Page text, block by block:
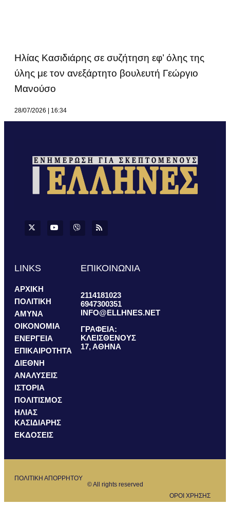
Ηλίας Κασιδιάρης σε συζήτηση εφ’ όλης της
ύλης με τον ανεξάρτητο βουλευτή Γεώργιο
Μανούσο
28/07/2026 16:34
LINKS
ΑΡΧΙΚΗ
ΠΟΛΙΤΙΚΗ
ΑΜΥΝΑ
ΟΙΚΟΝΟΜΙΑ
ΕΝΕΡΓΕΙΑ
ΕΠΙΚΑΙΡΟΤΗΤΑ
ΔΙΕΘΝΗ
ΑΝΑΛΥΣΕΙΣ
ΙΣΤΟΡΙΑ
ΠΟΛΙΤΙΣΜΟΣ
ΗΛΙΑΣ
ΚΑΣΙΔΙΑΡΗΣ
ΕΚΔΟΣΕΙΣ
ΕΠΙΚΟΙΝΩΝΙΑ
2114181023
6947300351
INFO@ELLHNES.NET
ΓΡΑΦΕΙΑ:
ΚΛΕΙΣΘΕΝΟΥΣ
17, ΑΘΗΝΑ
ΠΟΛΙΤΙΚΗ ΑΠΟΡΡΗΤΟΥ
© All rights reserved
ΟΡΟΙ ΧΡΗΣΗΣ